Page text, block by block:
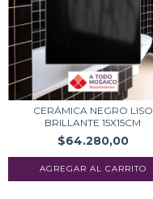
CERÁMICA NEGRO LISO
BRILLANTE 15X15CM
$64.280,00